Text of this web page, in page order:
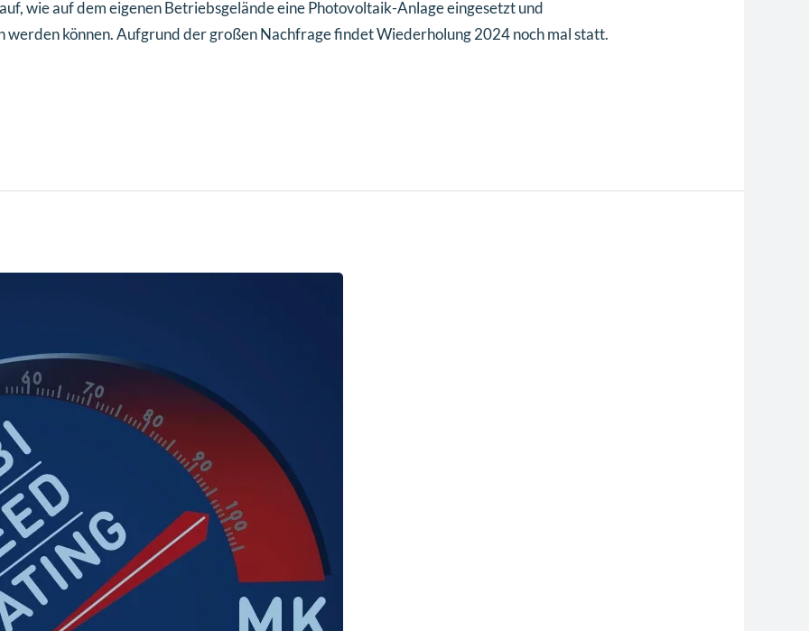
wie auf dem eigenen Betriebsgelände eine Photovoltaik-Anlage eingesetzt und
werden können. Aufgrund der großen Nachfrage findet Wiederholung 2024 noch mal statt.